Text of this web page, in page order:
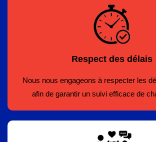
Respect des délais
Nous nous engageons à respecter les
afin de garantir un suivi efficace de